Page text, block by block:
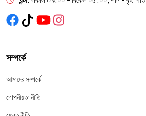
সম্পর্কে
আমাদের সম্পর্কে
গোপনীয়তা নীতি